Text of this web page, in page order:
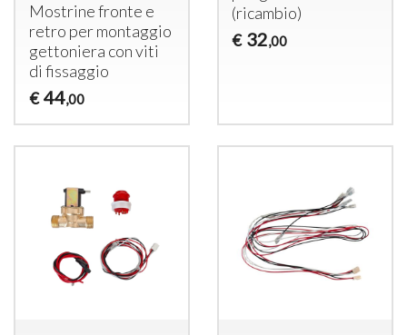
Mostrine fronte e
retro per montaggio
gettoniera con viti
di fissaggio
€ 44,00
(ricambio)
€ 32,00